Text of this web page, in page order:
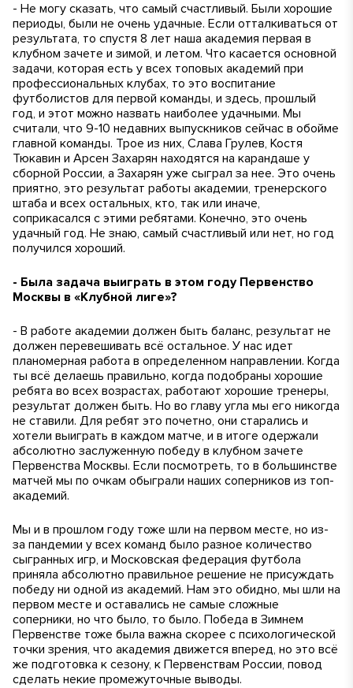
- Не могу сказать, что самый счастливый. Были хорошие
периоды, были не очень удачные. Если отталкиваться от
результата, то спустя 8 лет наша академия первая в
клубном зачете и зимой, и летом. Что касается основной
задачи, которая есть у всех топовых академий при
профессиональных клубах, то это воспитание
футболистов для первой команды, и здесь, прошлый
год, и этот можно назвать наиболее удачными. Мы
считали, что 9-10 недавних выпускников сейчас в обойме
главной команды. Трое из них, Слава Грулев, Костя
Тюкавин и Арсен Захарян находятся на карандаше у
сборной России, а Захарян уже сыграл за нее. Это очень
приятно, это результат работы академии, тренерского
штаба и всех остальных, кто, так или иначе,
соприкасался с этими ребятами. Конечно, это очень
удачный год. Не знаю, самый счастливый или нет, но год
получился хороший.
- Была задача выиграть в этом году Первенство
Москвы в «Клубной лиге»?
- В работе академии должен быть баланс, результат не
должен перевешивать всё остальное. У нас идет
планомерная работа в определенном направлении. Когда
ты всё делаешь правильно, когда подобраны хорошие
ребята во всех возрастах, работают хорошие тренеры,
результат должен быть. Но во главу угла мы его никогда
не ставили. Для ребят это почетно, они старались и
хотели выиграть в каждом матче, и в итоге одержали
абсолютно заслуженную победу в клубном зачете
Первенства Москвы. Если посмотреть, то в большинстве
матчей мы по очкам обыграли наших соперников из топ-
академий.
Мы и в прошлом году тоже шли на первом месте, но из-
за пандемии у всех команд было разное количество
сыгранных игр, и Московская федерация футбола
приняла абсолютно правильное решение не присуждать
победу ни одной из академий. Нам это обидно, мы шли на
первом месте и оставались не самые сложные
соперники, но что было, то было. Победа в Зимнем
Первенстве тоже была важна скорее с психологической
точки зрения, что академия движется вперед, но это всё
же подготовка к сезону, к Первенствам России, повод
сделать некие промежуточные выводы.